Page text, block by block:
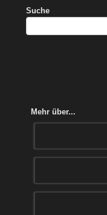
Suche
Mehr über...